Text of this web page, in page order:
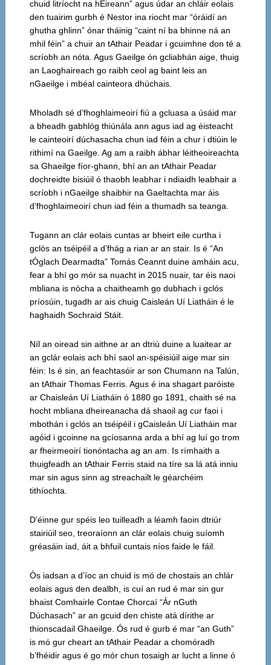
chuid litríocht na hÉireann” agus údar an chláir eolais
den tuairim gurbh é Nestor ina riocht mar “óráidí an
ghutha ghlinn” ónar tháinig “caint ní ba bhinne ná an
mhil féin” a chuir an tAthair Peadar i gcuimhne don té a
scríobh an nóta. Agus Gaeilge ón gcliabhán aige, thuig
an Laoghaireach go raibh ceol ag baint leis an
nGaeilge i mbéal cainteora dhúchais.
Mholadh sé d’fhoghlaimeoirí fiú a gcluasa a úsáid mar
a bheadh gabhlóg thiúnála ann agus iad ag éisteacht
le cainteoirí dúchasacha chun iad féin a chur i dtiúin le
rithimí na Gaeilge. Ag am a raibh ábhar léitheoireachta
sa Ghaeilge fíor-ghann, bhí an an tAthair Peadar
dochreidte bisiúil ó thaobh leabhar i ndiaidh leabhair a
scríobh i nGaeilge shaibhir na Gaeltachta mar áis
d’fhoghlaimeoirí chun iad féin a thumadh sa teanga.
Tugann an clár eolais cuntas ar bheirt eile curtha i
gclós an tséipéil a d’fhág a rian ar an stair. Is é “An
tÓglach Dearmadta” Tomás Ceannt duine amháin acu,
fear a bhí go mór sa nuacht in 2015 nuair, tar éis naoi
mbliana is nócha a chaitheamh go dubhach i gclós
príosúin, tugadh ar ais chuig Caisleán Uí Liatháin é le
haghaidh Sochraid Stáit.
Níl an oiread sin aithne ar an dtriú duine a luaitear ar
an gclár eolais ach bhí saol an-spéisiúil aige mar sin
féin: Is é sin, an feachtasóir ar son Chumann na Talún,
an tAthair Thomas Ferris. Agus é ina shagart paróiste
ar Chaisleán Uí Liatháin ó 1880 go 1891, chaith sé na
hocht mbliana dheireanacha dá shaoil ag cur faoi i
mbothán i gclós an tséipéil i gCaisleán Uí Liatháin mar
agóid i gcoinne na gcíosanna arda a bhí ag luí go trom
ar fheirmeoirí tionóntacha ag an am. Is rímhaith a
thuigfeadh an tAthair Ferris staid na tíre sa lá atá inniu
mar sin agus sinn ag streachailt le géarchéim
tithíochta.
D’éinne gur spéis leo tuilleadh a léamh faoin dtriúr
stairiúil seo, treoraíonn an clár eolais chuig suíomh
gréasáin iad, áit a bhfuil cuntais níos faide le fáil.
Ós iadsan a d’íoc an chuid is mó de chostais an chlár
eolais agus den dealbh, is cuí an rud é mar sin gur
bhaist Comhairle Contae Chorcaí “Ár nGuth
Dúchasach” ar an gcuid den chiste atá dírithe ar
thionscadail Ghaeilge. Ós rud é gurb é mar “an Guth”
is mó gur cheart an tAthair Peadar a chomóradh
b’fhéidir agus é go mór chun tosaigh ar lucht a linne ó